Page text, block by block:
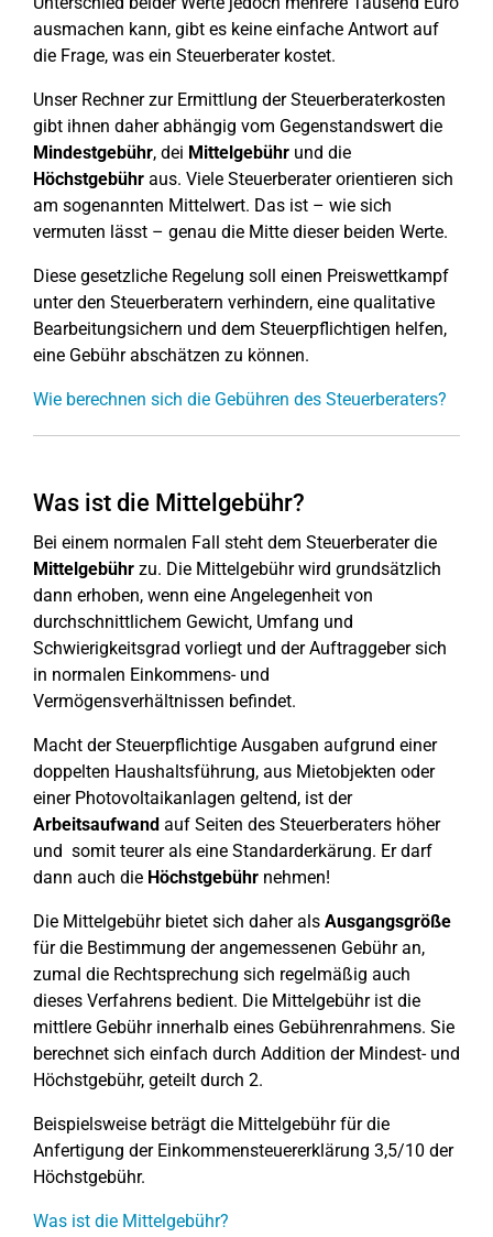
ausmachen kann, gibt es keine einfache Antwort auf
die Frage, was ein Steuerberater kostet.
Unser Rechner zur Ermittlung der Steuerberaterkosten
gibt ihnen daher abhängig vom Gegenstandswert die
Mindestgebühr, dei Mittelgebühr und die
Höchstgebühr aus. Viele Steuerberater orientieren sich
am sogenannten Mittelwert. Das ist – wie sich
vermuten lässt – genau die Mitte dieser beiden Werte.
Diese gesetzliche Regelung soll einen Preiswettkampf
unter den Steuerberatern verhindern, eine qualitative
Bearbeitungsichern und dem Steuerpflichtigen helfen,
eine Gebühr abschätzen zu können.
Wie berechnen sich die Gebühren des Steuerberaters?
Was ist die Mittelgebühr?
Bei einem normalen Fall steht dem Steuerberater die
Mittelgebühr zu. Die Mittelgebühr wird grundsätzlich
dann erhoben, wenn eine Angelegenheit von
durchschnittlichem Gewicht, Umfang und
Schwierigkeitsgrad vorliegt und der Auftraggeber sich
in normalen Einkommens- und
Vermögensverhältnissen befindet.
Macht der Steuerpflichtige Ausgaben aufgrund einer
doppelten Haushaltsführung, aus Mietobjekten oder
einer Photovoltaikanlagen geltend, ist der
Arbeitsaufwand auf Seiten des Steuerberaters höher
und somit teurer als eine Standarderkärung. Er darf
dann auch die Höchstgebühr nehmen!
Die Mittelgebühr bietet sich daher als Ausgangsgröße
für die Bestimmung der angemessenen Gebühr an,
zumal die Rechtsprechung sich regelmäßig auch
dieses Verfahrens bedient. Die Mittelgebühr ist die
mittlere Gebühr innerhalb eines Gebührenrahmens. Sie
berechnet sich einfach durch Addition der Mindest- und
Höchstgebühr, geteilt durch 2.
Beispielsweise beträgt die Mittelgebühr für die
Anfertigung der Einkommensteuererklärung 3,5/10 der
Höchstgebühr.
Was ist die Mittelgebühr?